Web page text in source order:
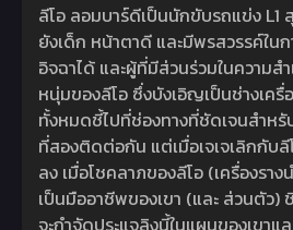
ลีโอ ลอมบาร์ดีเป็นนักขับรถแข่ง L1
ยังเด็ก หน้าตาดี และมีพรสวรรค์ใน
อิจฉาได้ และผู้ที่มีส่วนร่วมในความส
หนุ่มของลีโอ ซึ่งบังเอิญเป็นช่างเ
ทั้งหมดชี้ไปที่ช่องทางที่ชัดเจนสำหรั
ที่สองติดต่อกัน แต่เมื่อเจเจเลิกกับ
ลง เมื่อโชคลาภของลีโอ (เครื่องราง
เป็นมืออาชีพของเขา (และ ส่วนตัว)
จะกำจัดประแจลิงนี้ในแผนของเขา